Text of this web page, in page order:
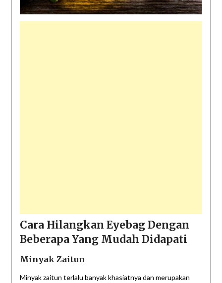
Cara Hilangkan Eyebag Dengan
Beberapa Yang Mudah Didapati
Minyak Zaitun
Minyak zaitun terlalu banyak khasiatnya dan merupakan